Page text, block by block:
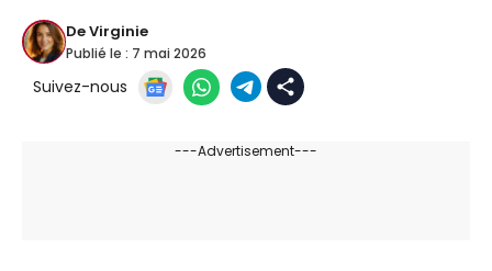
DeVirginie
Publié le : 7 mai 2026
Suivez-nous
---Advertisement---